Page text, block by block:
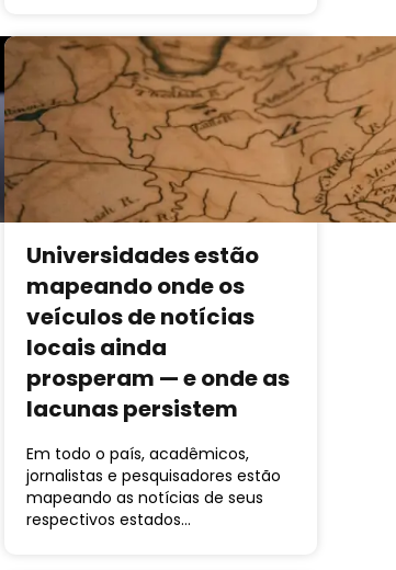
Universidades estão
mapeando onde os
veículos de notícias
locais ainda
prosperam — e onde as
lacunas persistem
Em todo o país, acadêmicos,
jornalistas e pesquisadores estão
mapeando as notícias de seus
respectivos estados…